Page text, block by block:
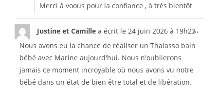
Merci à voous pour la confiance , à très bientôt
Justine et Camille a écrit le 24 juin 2026 à 19h23
Nous avons eu la chance de réaliser un Thalasso bain
bébé avec Marine aujourd'hui. Nous n'oublierons
jamais ce moment incroyable où nous avons vu notre
bébé dans un état de bien être total et de libération.
...